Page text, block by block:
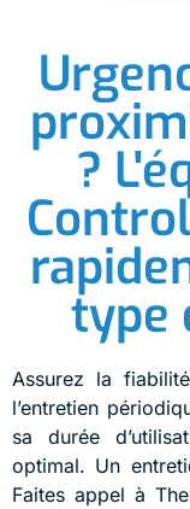
?
type
Assurez la
l’entretien
sa durée
optimal. Un
Faites appel à